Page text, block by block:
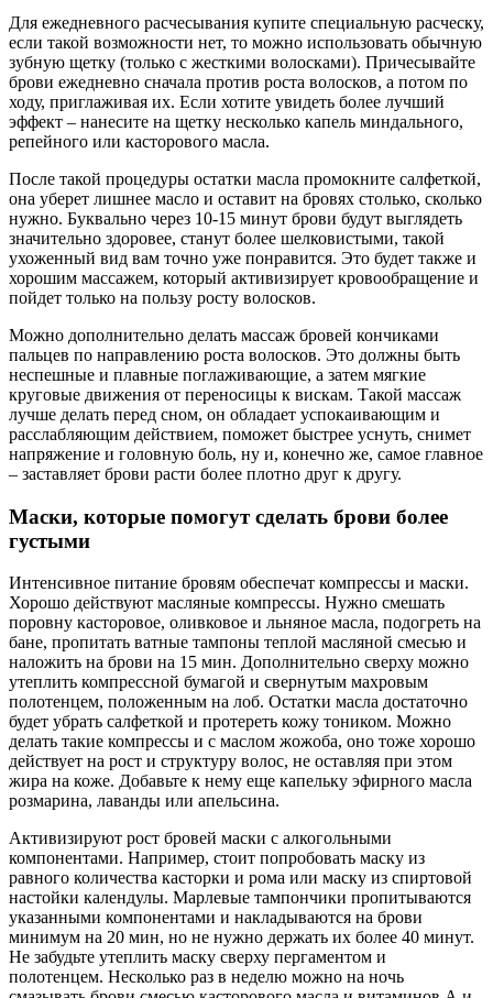
Для ежедневного расчесывания купите специальную расческу,
если такой возможности нет, то можно использовать обычную
зубную щетку (только с жесткими волосками). Причесывайте
брови ежедневно сначала против роста волосков, а потом по
ходу, приглаживая их. Если хотите увидеть более лучший
эффект – нанесите на щетку несколько капель миндального,
репейного или касторового масла.
После такой процедуры остатки масла промокните салфеткой,
она уберет лишнее масло и оставит на бровях столько, сколько
нужно. Буквально через 10-15 минут брови будут выглядеть
значительно здоровее, станут более шелковистыми, такой
ухоженный вид вам точно уже понравится. Это будет также и
хорошим массажем, который активизирует кровообращение и
пойдет только на пользу росту волосков.
Можно дополнительно делать массаж бровей кончиками
пальцев по направлению роста волосков. Это должны быть
неспешные и плавные поглаживающие, а затем мягкие
круговые движения от переносицы к вискам. Такой массаж
лучше делать перед сном, он обладает успокаивающим и
расслабляющим действием, поможет быстрее уснуть, снимет
напряжение и головную боль, ну и, конечно же, самое главное
– заставляет брови расти более плотно друг к другу.
Маски, которые помогут сделать брови более
густыми
Интенсивное питание бровям обеспечат компрессы и маски.
Хорошо действуют масляные компрессы. Нужно смешать
поровну касторовое, оливковое и льняное масла, подогреть на
бане, пропитать ватные тампоны теплой масляной смесью и
наложить на брови на 15 мин. Дополнительно сверху можно
утеплить компрессной бумагой и свернутым махровым
полотенцем, положенным на лоб. Остатки масла достаточно
будет убрать салфеткой и протереть кожу тоником. Можно
делать такие компрессы и с маслом жожоба, оно тоже хорошо
действует на рост и структуру волос, не оставляя при этом
жира на коже. Добавьте к нему еще капельку эфирного масла
розмарина, лаванды или апельсина.
Активизируют рост бровей маски с алкогольными
компонентами. Например, стоит попробовать маску из
равного количества касторки и рома или маску из спиртовой
настойки календулы. Марлевые тампончики пропитываются
указанными компонентами и накладываются на брови
минимум на 20 мин, но не нужно держать их более 40 минут.
Не забудьте утеплить маску сверху пергаментом и
полотенцем. Несколько раз в неделю можно на ночь